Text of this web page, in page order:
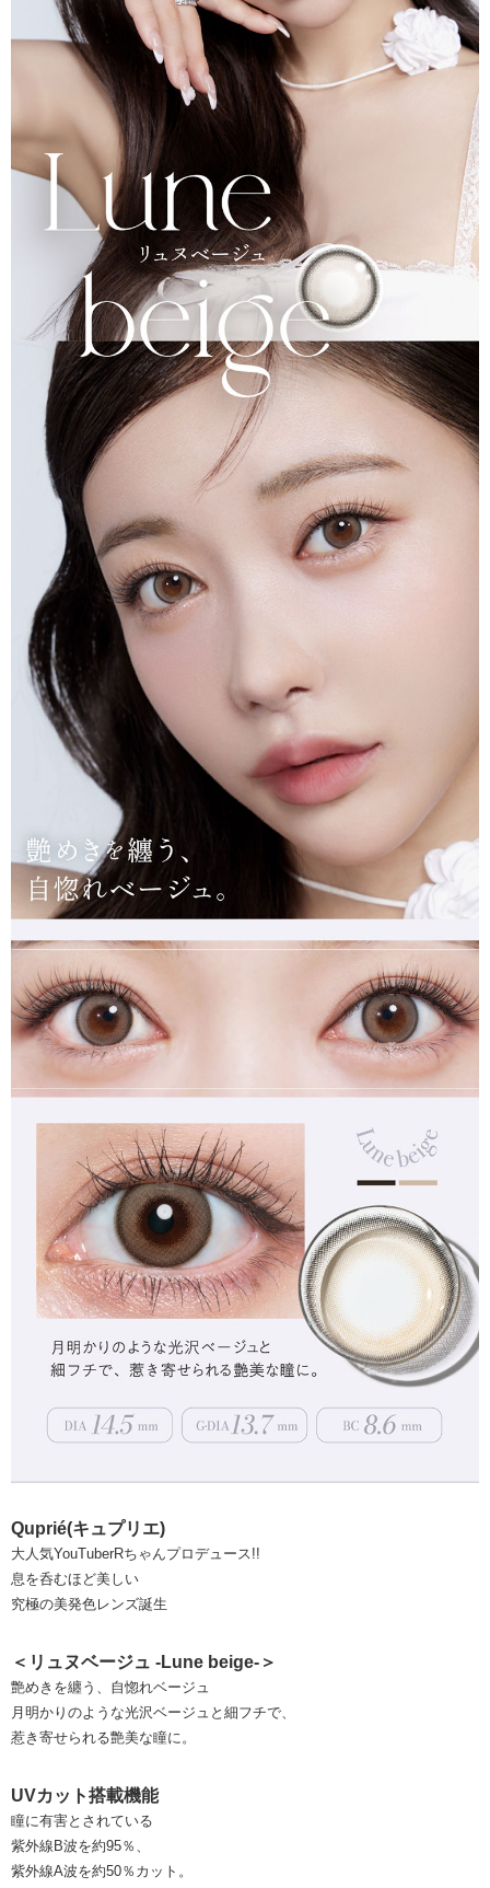
Quprié(キュプリエ)
大人気YouTuberRちゃんプロデュース!!
息を呑むほど美しい
究極の美発色レンズ誕生
＜リュヌベージュ -Lune beige-＞
艶めきを纏う、自惚れベージュ
月明かりのような光沢ベージュと細フチで、
惹き寄せられる艶美な瞳に。
UVカット搭載機能
瞳に有害とされている
紫外線B波を約95％、
紫外線A波を約50％カット。